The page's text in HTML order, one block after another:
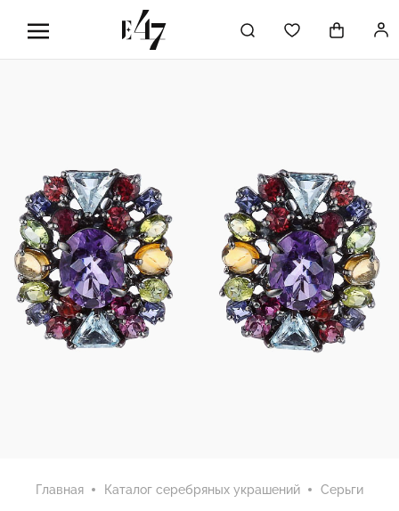
Главная Каталог серебряных украшений Серьги